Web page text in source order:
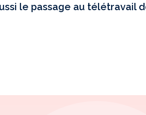
le passage au télétravail